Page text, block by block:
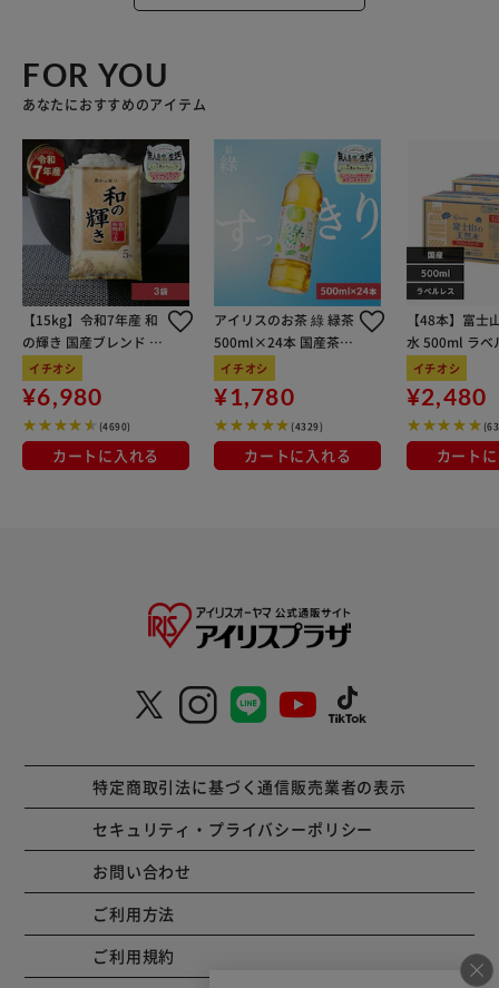
FOR YOU
あなたにおすすめのアイテム
【15kg】令和7年産 和
の輝き 国産ブレンド 5
kg×3袋
イチオシ
¥6,980
(4690)
カートに入れる
アイリスのお茶 綠 緑茶
500ml×24本 国産茶葉
100％使用
イチオシ
¥1,780
(4329)
カートに入れる
【48本】富士
水 500ml ラベ
イチオシ
¥2,480
カート
特定商取引法に基づく通信販売業者の表示
セキュリティ・プライバシーポリシー
お問い合わせ
ご利用方法
ご利用規約